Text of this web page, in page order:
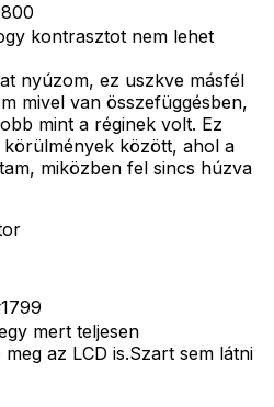
kontrasztot nem lehet
nyúzom, ez uszkve másfél
mivel van összefüggésben,
mint a réginek volt. Ez
között, ahol a
miközben fel sincs húzva
1799
mert teljesen
az LCD is.Szart sem látni